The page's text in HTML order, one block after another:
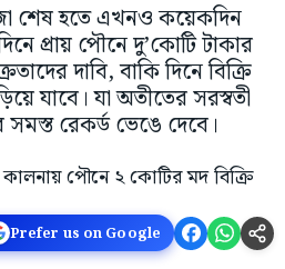
শেষ হতে এখনও কয়েকদিন
প্রায় পৌনে দু’কোটি টাকার
দাবি, বাকি দিনে বিক্রি
যাবে। যা অতীতের সরস্বতী
রেকর্ড ভেঙে দেবে।
Prefer us on Google